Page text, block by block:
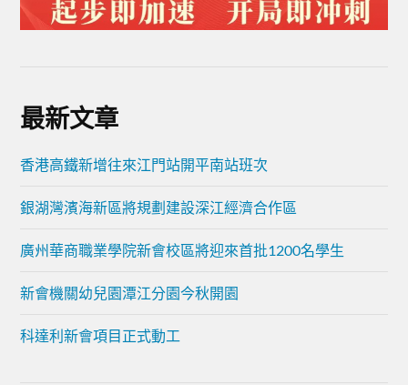
最新文章
香港高鐵新增往來江門站開平南站班次
銀湖灣濱海新區將規劃建設深江經濟合作區
廣州華商職業學院新會校區將迎來首批1200名學生
新會機關幼兒園潭江分園今秋開園
科達利新會項目正式動工